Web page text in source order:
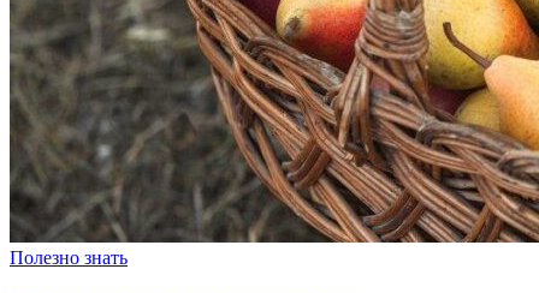
Полезно знать